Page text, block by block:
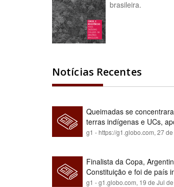
brasileira.
Notícias Recentes
Queimadas se
terras indígenas e UCs,
g1 - https://g1.globo.com, 27
Finalista da Copa,
Constituição e foi de país
g1 - g1.globo.com, 19 de Jul